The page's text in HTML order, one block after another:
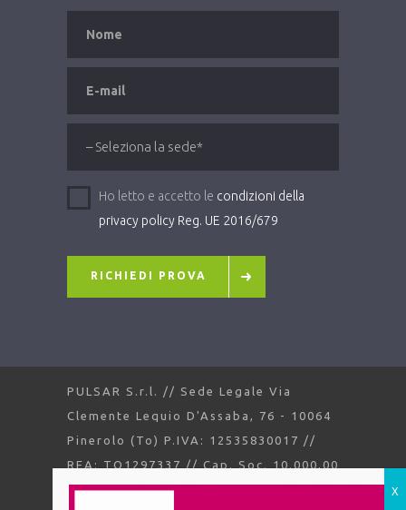
Ho letto e accetto le condizioni della
privacy policy Reg. UE 2016/679
RICHIEDI PROVA
PULSAR S.r.l. // Sede Legale Via
Clemente Lequio D'Assaba, 76 - 10064
Pinerolo (To) P.IVA: 12535830017 //
REA: TO1297337 // Cap. Soc. 10.000,00
//Privacy Policy